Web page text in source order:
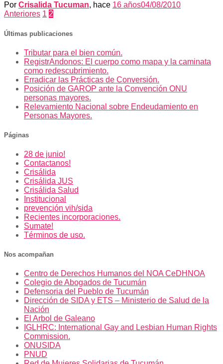
Por Crisalida Tucuman, hace 16 años04/08/2010
Paginación
de
Anteriores 1 2
Últimas publicaciones
Tributar para el bien común.
RegistrAndonos: El cuerpo como mapa y la caminata
como redescubrimiento.
Erradicar las Prácticas de Conversión.
Posición de GAROP ante la Convención ONU
personas mayores.
Relevamiento Nacional sobre Endeudamiento en
Personas Mayores.
Páginas
28 de junio!
Contactanos!
Crisálida
Crisálida JUS
Crisálida Salud
Institucional
prevención vih/sida
Recientes incorporaciones.
Sumate!
Términos de uso.
Nos acompañan
Centro de Derechos Humanos del NOA CeDHNOA
Colegio de Abogados de Tucumán
Defensoria del Pueblo de Tucumán
Dirección de SIDA y ETS – Ministerio de Salud de la
Nación
El Arbol de Galeano
IGLHRC: International Gay and Lesbian Human Rights
Commission.
ONUSIDA
PNUD